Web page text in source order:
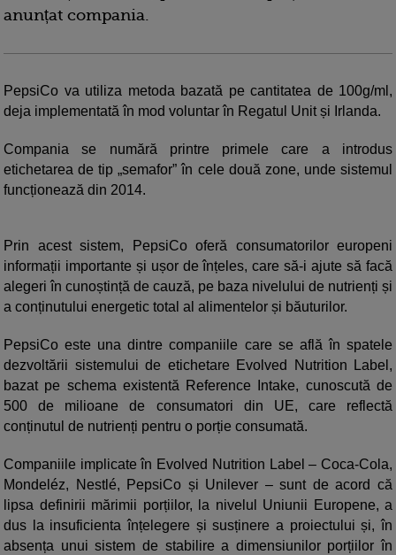
anunțat compania.
PepsiCo va utiliza metoda bazată pe cantitatea de 100g/ml,
deja implementată în mod voluntar în Regatul Unit și Irlanda.
Compania se numără printre primele care a introdus
etichetarea de tip „semafor” în cele două zone, unde sistemul
funcționează din 2014.
Prin acest sistem, PepsiCo oferă consumatorilor europeni
informații importante și ușor de înțeles, care să-i ajute să facă
alegeri în cunoștință de cauză, pe baza nivelului de nutrienți și
a conținutului energetic total al alimentelor și băuturilor.
PepsiCo este una dintre companiile care se află în spatele
dezvoltării sistemului de etichetare Evolved Nutrition Label,
bazat pe schema existentă Reference Intake, cunoscută de
500 de milioane de consumatori din UE, care reflectă
conținutul de nutrienți pentru o porție consumată.
Companiile implicate în Evolved Nutrition Label – Coca-Cola,
Mondeléz, Nestlé, PepsiCo și Unilever – sunt de acord că
lipsa definirii mărimii porțiilor, la nivelul Uniunii Europene, a
dus la insuficienta înțelegere și susținere a proiectului și, în
absența unui sistem de stabilire a dimensiunilor porțiilor în